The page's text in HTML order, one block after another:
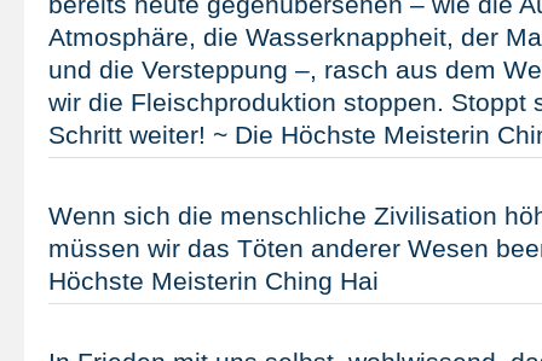
Atmosphäre, die Wasserknappheit, der
und die Versteppung –, rasch aus dem
wir die Fleischproduktion stoppen. Stoppt
Schritt weiter! ~ Die Höchste Meisterin
Wenn sich die menschliche Zivilisation
müssen wir das Töten anderer Wesen
Höchste Meisterin Ching Hai